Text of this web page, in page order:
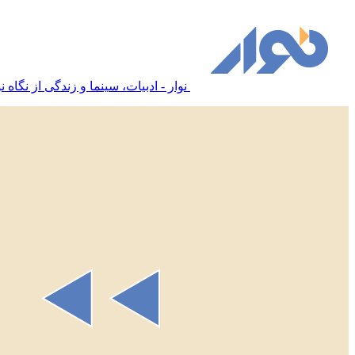
نوار - ادبیات، سینما و زندگی از نگاه